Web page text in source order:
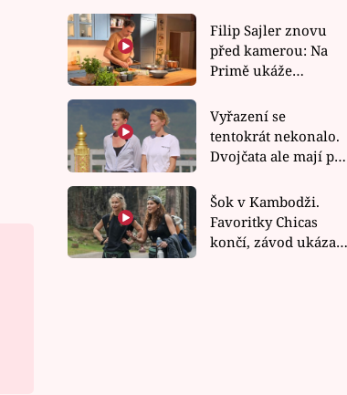
Filip Sajler znovu
před kamerou: Na
Primě ukáže
rychlé recepty
Vyřazení se
tentokrát nekonalo.
Dvojčata ale mají po
závodu nůž na krku
Šok v Kambodži.
Favoritky Chicas
končí, závod ukázal